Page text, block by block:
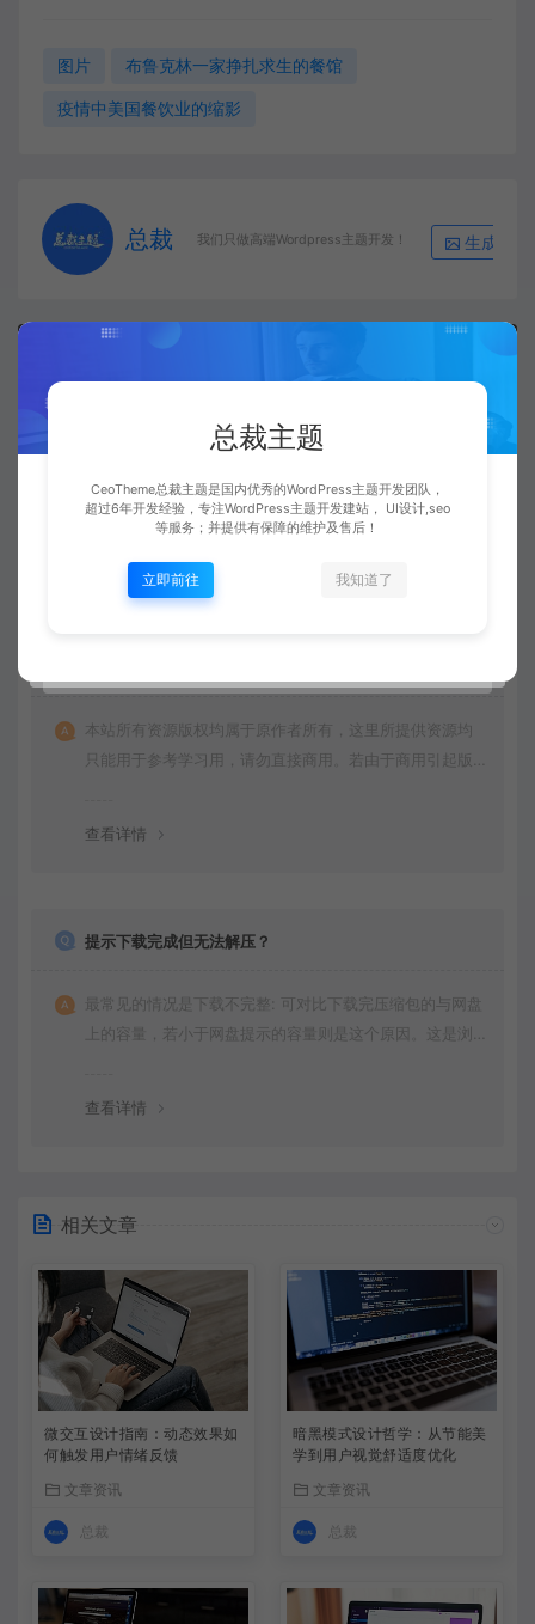
图片 布鲁克林一家挣扎求生的餐馆
疫情中美国餐饮业的缩影
总裁 我们只做高端Wordpress主题开发！ 生成海报
常见问题
本站所有资源版权均属于原作者所有，这里所提供资源均
只能用于参考学习用，请勿直接商用。若由于商用引起版
查看详情
提示下载完成但无法解压？
最常见的情况是下载不完整: 可对比下载完压缩包的与网盘
上的容量，若小于网盘提示的容量则是这个原因。这是浏
查看详情
相关文章
微交互设计指南：动态效果如
何触发用户情绪反馈
文章资讯
总裁
暗黑模式设计哲学：从节能美
学到用户视觉舒适度优化
文章资讯
总裁
总裁主题
CeoTheme总裁主题是国内优秀的WordPress主题开发团队，
超过6年开发经验，专注WordPress主题开发建站， UI设计,seo
等服务；并提供有保障的维护及售后！
立即前往 我知道了